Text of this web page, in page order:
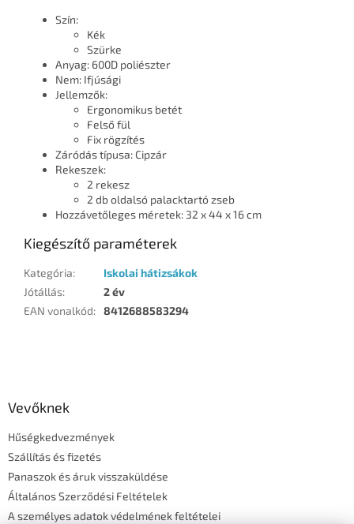
Szín:
Kék
Szürke
Anyag: 600D poliészter
Nem: Ifjúsági
Jellemzők:
Ergonomikus betét
Felső fül
Fix rögzítés
Záródás típusa: Cipzár
Rekeszek:
2 rekesz
2 db oldalsó palacktartó zseb
Hozzávetőleges méretek: 32 x 44 x 16 cm
Kiegészítő paraméterek
Kategória:
Iskolai hátizsákok
Jótállás:
2 év
EAN vonalkód: 8412688583294
Vevőknek
Hűségkedvezmények
Szállítás és fizetés
Panaszok és áruk visszaküldése
Általános Szerződési Feltételek
A személyes adatok védelmének feltételei